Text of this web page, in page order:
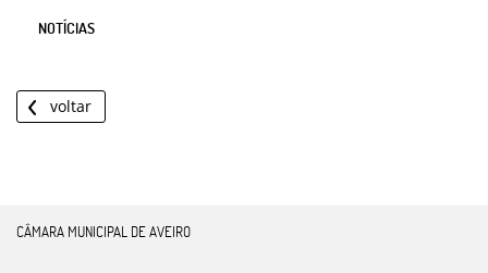
NOTÍCIAS
voltar
CÂMARA MUNICIPAL DE AVEIRO